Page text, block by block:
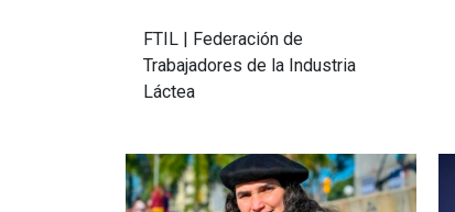
FTIL | Federación de
Trabajadores de la Industria
Láctea
Imagen